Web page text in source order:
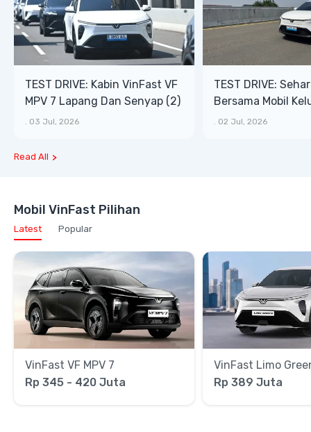
TEST DRIVE: Kabin VinFast VF
MPV 7 Lapang Dan Senyap (2)
. 03 Jul, 2026
TEST DRIVE:
Bersama Mobil
Modern VinFast
. 02 Jul, 2026
Read All
Mobil VinFast Pilihan
Latest Popular
VinFast VF MPV 7
Rp 345 - 420 Juta
VinFast Limo
Rp 389 Juta